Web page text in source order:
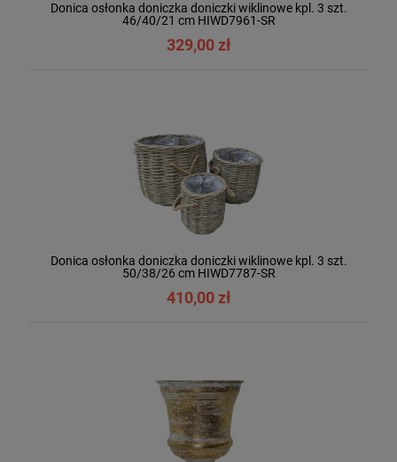
Donica osłonka doniczka doniczki wiklinowe kpl. 3 szt.
46/40/21 cm HIWD7961-SR
329,00 zł
Donica osłonka doniczka doniczki wiklinowe kpl. 3 szt.
50/38/26 cm HIWD7787-SR
410,00 zł